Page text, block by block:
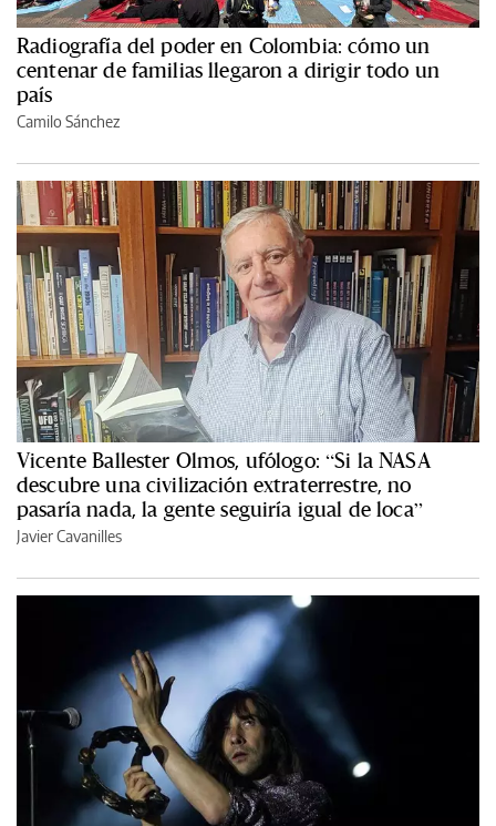
Radiografía del poder en Colombia: cómo un
centenar de familias llegaron a dirigir todo un
país
Camilo Sánchez
Vicente Ballester Olmos, ufólogo: “Si la NASA
descubre una civilización extraterrestre, no
pasaría nada, la gente seguiría igual de loca”
Javier Cavanilles